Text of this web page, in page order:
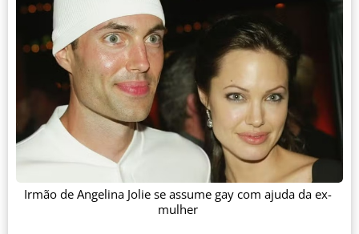
Irmão de Angelina Jolie se assume gay com ajuda da ex-
mulher